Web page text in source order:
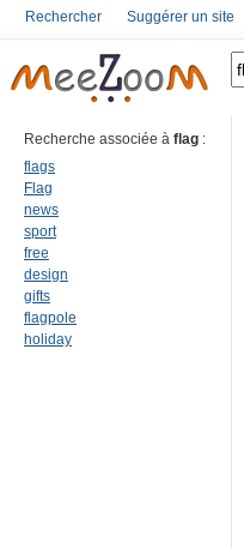
Rechercher Suggérer un site
Recherche associée à flag :
flags
Flag
news
sport
free
design
gifts
flagpole
holiday